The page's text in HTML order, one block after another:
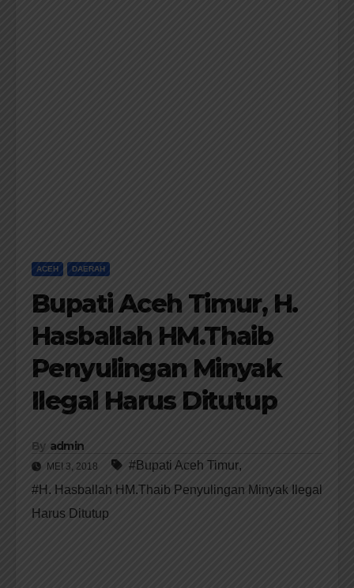
ACEH DAERAH
Bupati Aceh Timur, H.
Hasballah HM.Thaib
Penyulingan Minyak
Ilegal Harus Ditutup
By admin
MEI 3, 2018 #Bupati Aceh Timur,
#H. Hasballah HM.Thaib Penyulingan Minyak Ilegal
Harus Ditutup